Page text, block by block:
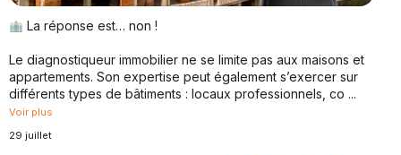
La réponse est… non !
Le diagnostiqueur immobilier ne se limite pas aux maisons et
appartements. Son expertise peut également s’exercer sur
différents types de bâtiments : locaux professionnels, co ...
Voir plus
29 juillet